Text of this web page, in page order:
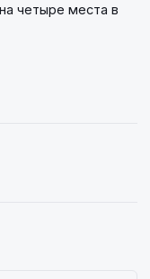
четыре места в